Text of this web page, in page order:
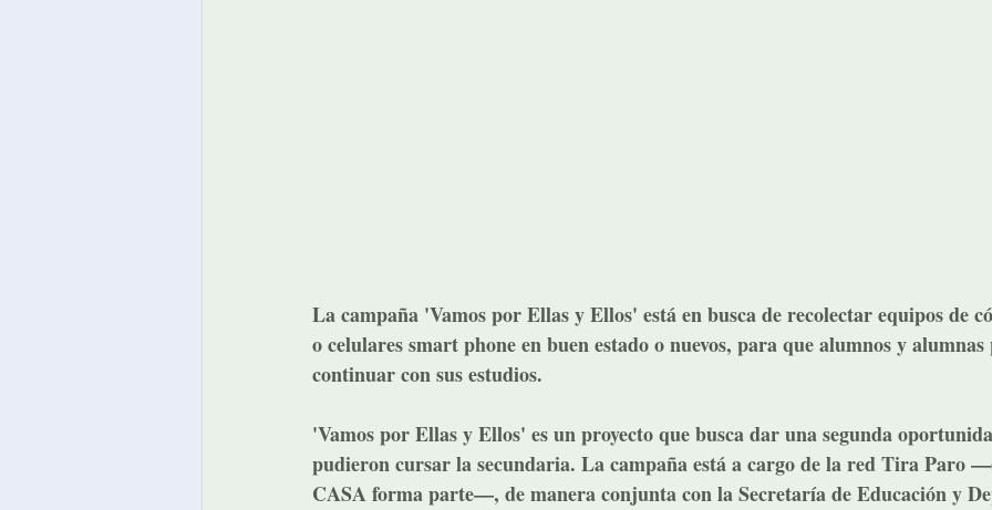
La campaña 'Vamos por Ellas y Ellos' está en busca de recolectar equipos de
o celulares smart phone en buen estado o nuevos, para que alumnos y alumnas
continuar con sus estudios.
'Vamos por Ellas y Ellos' es un proyecto que busca dar una segunda
pudieron cursar la secundaria. La campaña está a cargo de la red Tira Paro
CASA forma parte—, de manera conjunta con la Secretaría de Educación y